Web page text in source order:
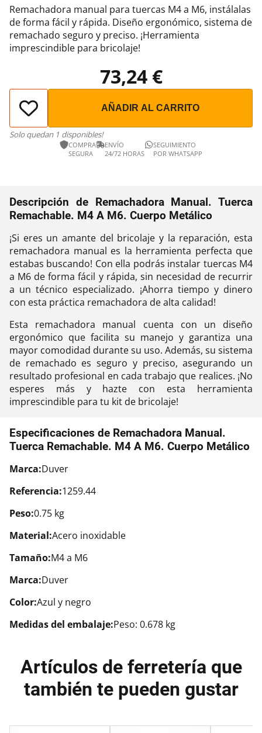
Remachadora manual para tuercas M4 a M6, instálalas
de forma fácil y rápida. Diseño ergonómico, sistema de
remachado seguro y preciso. ¡Herramienta
imprescindible para bricolaje!
73,24 €
AÑADIR AL CARRITO
Solo quedan 1 disponibles!
COMPRA
SEGURA
ENVÍO
24/72 HORAS
SEGUIMIENTO
POR WHATSAPP
Descripción de Remachadora Manual. Tuerca
Remachable. M4 A M6. Cuerpo Metálico
¡Si eres un amante del bricolaje y la reparación, esta
remachadora manual es la herramienta perfecta que
estabas buscando! Con ella podrás instalar tuercas M4
a M6 de forma fácil y rápida, sin necesidad de recurrir
a un técnico especializado. ¡Ahorra tiempo y dinero
con esta práctica remachadora de alta calidad!
Esta remachadora manual cuenta con un diseño
ergonómico que facilita su manejo y garantiza una
mayor comodidad durante su uso. Además, su sistema
de remachado es seguro y preciso, asegurando un
resultado profesional en cada trabajo que realices. ¡No
esperes más y hazte con esta herramienta
imprescindible para tu kit de bricolaje!
Especificaciones de Remachadora Manual.
Tuerca Remachable. M4 A M6. Cuerpo Metálico
Marca:Duver
Referencia:1259.44
Peso:0.75 kg
Material:Acero inoxidable
Tamaño:M4 a M6
Marca:Duver
Color:Azul y negro
Medidas del embalaje:Peso: 0.678 kg
Artículos de ferretería que
también te pueden gustar